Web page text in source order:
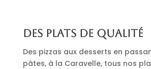
Des plats de qualité
Des pizzas aux desserts en
pâtes, à la Caravelle, tous nos